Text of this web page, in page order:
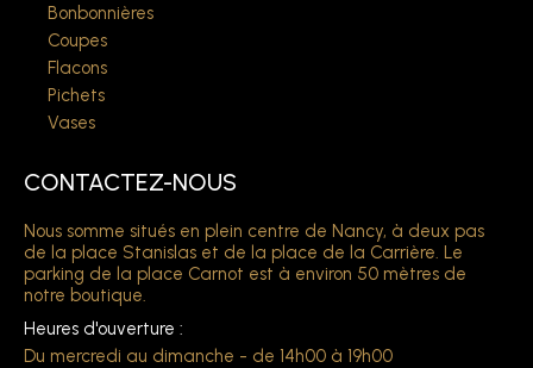
Bonbonnières
Coupes
Flacons
Pichets
Vases
CONTACTEZ-NOUS
Nous somme situés en plein centre de Nancy, à deux pas
de la place Stanislas et de la place de la Carrière. Le
parking de la place Carnot est à environ 50 mètres de
notre boutique.
Heures d'ouverture :
Du mercredi au dimanche - de 14h00 à 19h00